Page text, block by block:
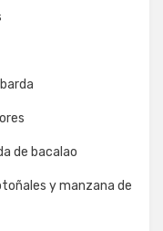
de bacalao
y manzana de